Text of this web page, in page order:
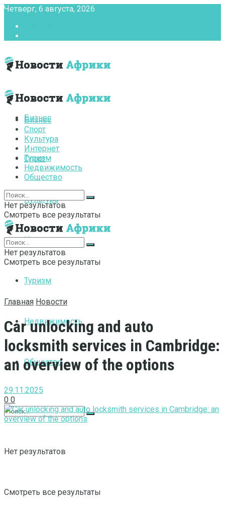
Четверг, 6 августа, 2026
Бизнес
Спорт
Культура
Интернет
Туризм
Недвижимость
Общество
Нет результатов
Смотреть все результаты
Бизнес
Спорт
Культура
Интернет
Туризм
Недвижимость
Общество
Нет результатов
Смотреть все результаты
Нет результатов
Смотреть все результаты
Главная Новости
Car unlocking and auto
locksmith services in Cambridge:
an overview of the options
29.11.2025
0 0